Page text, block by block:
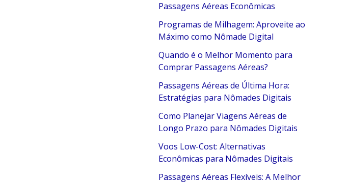
Passagens Aéreas Econômicas
Programas de Milhagem: Aproveite ao
Máximo como Nômade Digital
Quando é o Melhor Momento para
Comprar Passagens Aéreas?
Passagens Aéreas de Última Hora:
Estratégias para Nômades Digitais
Como Planejar Viagens Aéreas de
Longo Prazo para Nômades Digitais
Voos Low-Cost: Alternativas
Econômicas para Nômades Digitais
Passagens Aéreas Flexíveis: A Melhor